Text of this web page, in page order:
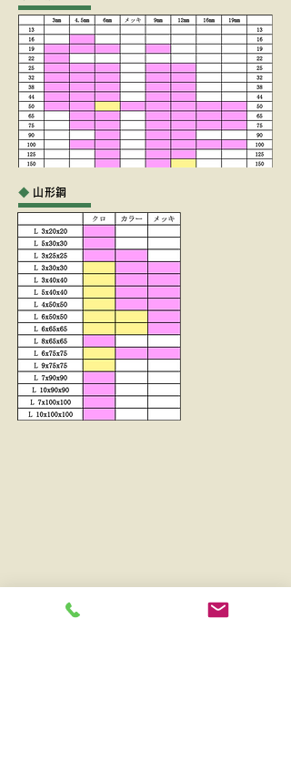
◆ 山形鋼
溝形鋼